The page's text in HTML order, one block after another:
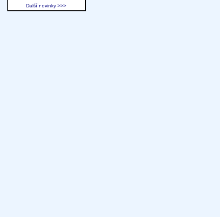
Další novinky >>>